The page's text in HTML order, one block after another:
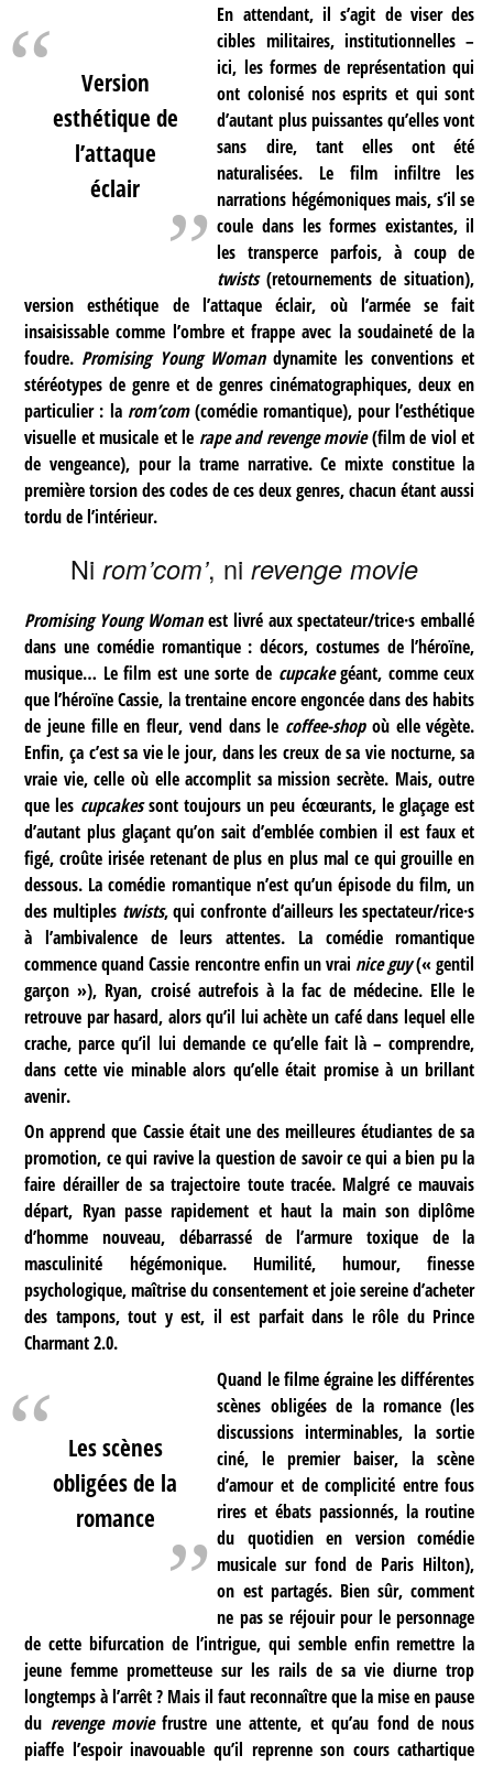
Version
esthétique de
l’attaque
éclair
En attendant, il s’agit de viser des
cibles militaires, institutionnelles –
ici, les formes de représentation qui
ont colonisé nos esprits et qui sont
d’autant plus puissantes qu’elles vont
sans dire, tant elles ont été
naturalisées. Le film infiltre les
narrations hégémoniques mais, s’il se
coule dans les formes existantes, il
les transperce parfois, à coup de
twists(retournements de situation),
version esthétique de l’attaque éclair, où l’armée se fait
insaisissable comme l’ombre et frappe avec la soudaineté de la
foudre. Promising Young Womandynamite les conventions et
stéréotypes de genre et de genres cinématographiques, deux en
particulier : la rom’com(comédie romantique), pour l’esthétique
visuelle et musicale et le rape and revenge movie(film de viol et
de vengeance), pour la trame narrative. Ce mixte constitue la
première torsion des codes de ces deux genres, chacun étant aussi
tordu de l’intérieur.
Ni rom’com’, ni revenge movie
Promising Young Womanest livré aux spectateur/trice·s emballé
dans une comédie romantique : décors, costumes de l’héroïne,
musique… Le film est une sorte de cupcakegéant, comme ceux
que l’héroïne Cassie, la trentaine encore engoncée dans des habits
de jeune fille en fleur, vend dans le coffee-shopoù elle végète.
Enfin, ça c’est sa vie le jour, dans les creux de sa vie nocturne, sa
vraie vie, celle où elle accomplit sa mission secrète. Mais, outre
que les cupcakessont toujours un peu écœurants, le glaçage est
d’autant plus glaçant qu’on sait d’emblée combien il est faux et
figé, croûte irisée retenant de plus en plus mal ce qui grouille en
dessous. La comédie romantique n’est qu’un épisode du film, un
des multiples twists, qui confronte d’ailleurs les spectateur/rice·s
à l’ambivalence de leurs attentes. La comédie romantique
commence quand Cassie rencontre enfin un vrai nice guy(« gentil
garçon »), Ryan, croisé autrefois à la fac de médecine. Elle le
retrouve par hasard, alors qu’il lui achète un café dans lequel elle
crache, parce qu’il lui demande ce qu’elle fait là – comprendre,
dans cette vie minable alors qu’elle était promise à un brillant
avenir.
On apprend que Cassie était une des meilleures étudiantes de sa
promotion, ce qui ravive la question de savoir ce qui a bien pu la
faire dérailler de sa trajectoire toute tracée. Malgré ce mauvais
départ, Ryan passe rapidement et haut la main son diplôme
d’homme nouveau, débarrassé de l’armure toxique de la
masculinité hégémonique. Humilité, humour, finesse
psychologique, maîtrise du consentement et joie sereine d’acheter
des tampons, tout y est, il est parfait dans le rôle du Prince
Charmant 2.0.
Les scènes
obligées de la
romance
Quand le filme égraine les différentes
scènes obligées de la romance (les
discussions interminables, la sortie
ciné, le premier baiser, la scène
d’amour et de complicité entre fous
rires et ébats passionnés, la routine
du quotidien en version comédie
musicale sur fond de Paris Hilton),
on est partagés. Bien sûr, comment
ne pas se réjouir pour le personnage
de cette bifurcation de l’intrigue, qui semble enfin remettre la
jeune femme prometteuse sur les rails de sa vie diurne trop
longtemps à l’arrêt ? Mais il faut reconnaître que la mise en pause
du revenge moviefrustre une attente, et qu’au fond de nous
piaffe l’espoir inavouable qu’il reprenne son cours cathartique